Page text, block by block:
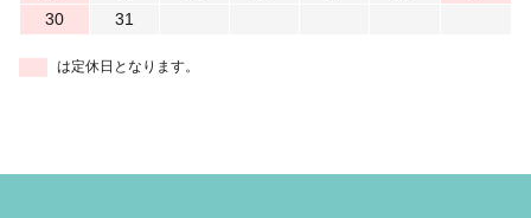
30
31
は定休日となります。